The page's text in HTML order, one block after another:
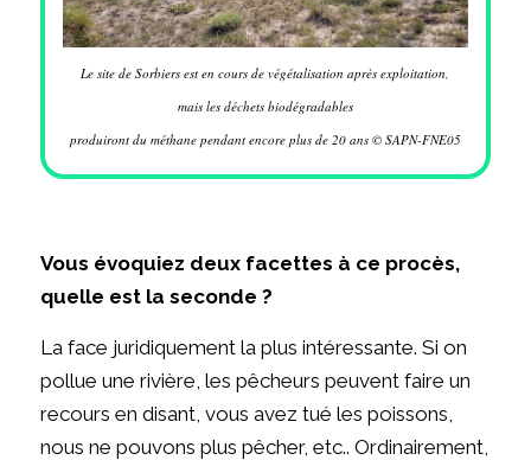
Le site de Sorbiers est en cours de végétalisation après exploitation,
mais les déchets biodégradables
produiront du méthane pendant encore plus de 20 ans © SAPN-FNE05
Vous évoquiez deux facettes à ce procès,
quelle est la seconde ?
La face juridiquement la plus intéressante. Si on
pollue une rivière, les pêcheurs peuvent faire un
recours en disant, vous avez tué les poissons,
nous ne pouvons plus pêcher, etc.. Ordinairement,